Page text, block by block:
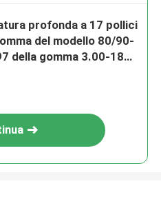
profonda a 17 pollici
del modello 80/90-
della gomma 3.00-18